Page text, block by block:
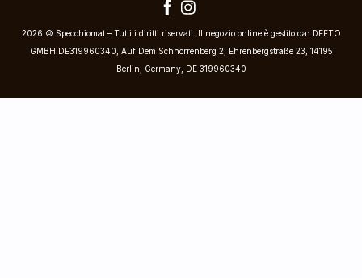
2026 © Specchiomat – Tutti i diritti riservati. Il negozio online è gestito da: DEFTO
GMBH DE319960340, Auf Dem Schnorrenberg 2, Ehrenbergstraße 23, 14195
Berlin, Germany, DE 319960340